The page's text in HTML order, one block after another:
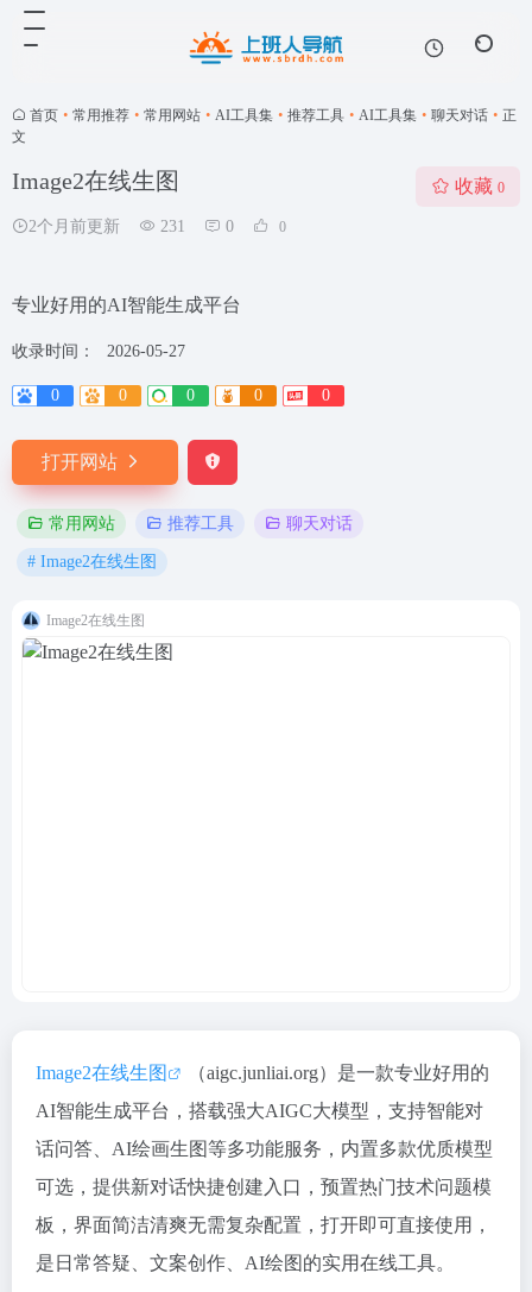
首页 • 常用推荐 • 常用网站 • AI工具集 • 推荐工具 • AI工具集 • 聊天对话 • 正
文
Image2在线生图
2个月前更新 231 0 0
收藏 0
专业好用的AI智能生成平台
收录时间： 2026-05-27
0 0 0 0 0
打开网站
常用网站 推荐工具 聊天对话
# Image2在线生图
Image2在线生图
Image2在线生图
（aigc.junliai.org）是一款专业好用的
AI智能生成平台，搭载强大AIGC大模型，支持智能对
话问答、AI绘画生图等多功能服务，内置多款优质模型
可选，提供新对话快捷创建入口，预置热门技术问题模
板，界面简洁清爽无需复杂配置，打开即可直接使用，
是日常答疑、文案创作、AI绘图的实用在线工具。